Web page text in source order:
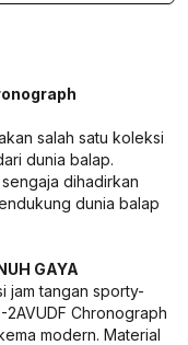
salah satu koleksi
dunia balap.
dihadirkan
dunia balap
GAYA
jam tangan sporty-
2AVUDF Chronograph
modern. Material